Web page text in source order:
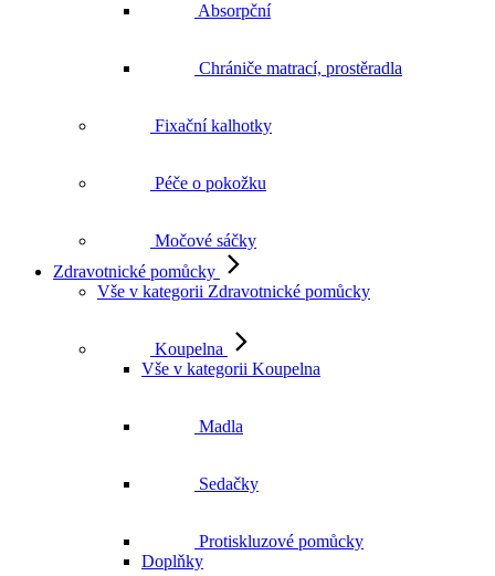
Absorpční
Chrániče matrací, prostěradla
Fixační kalhotky
Péče o pokožku
Močové sáčky
Zdravotnické pomůcky
Vše v kategorii Zdravotnické pomůcky
Koupelna
Vše v kategorii Koupelna
Madla
Sedačky
Protiskluzové pomůcky
Doplňky